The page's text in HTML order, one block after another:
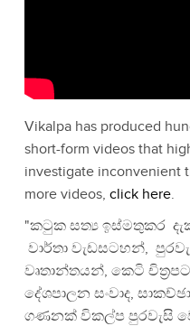
Vikalpa has produced
short-form videos that
investigate inconvenient
more videos, click here.
"කටුක සත්‍ය ඉස්මතුකර
වාර්තා වැඩසටහන්,
වෘතාන්තයන්, කෙටි
දේශපාලන සංවාද,
ගණනක් විකල්ප පුරවැසි